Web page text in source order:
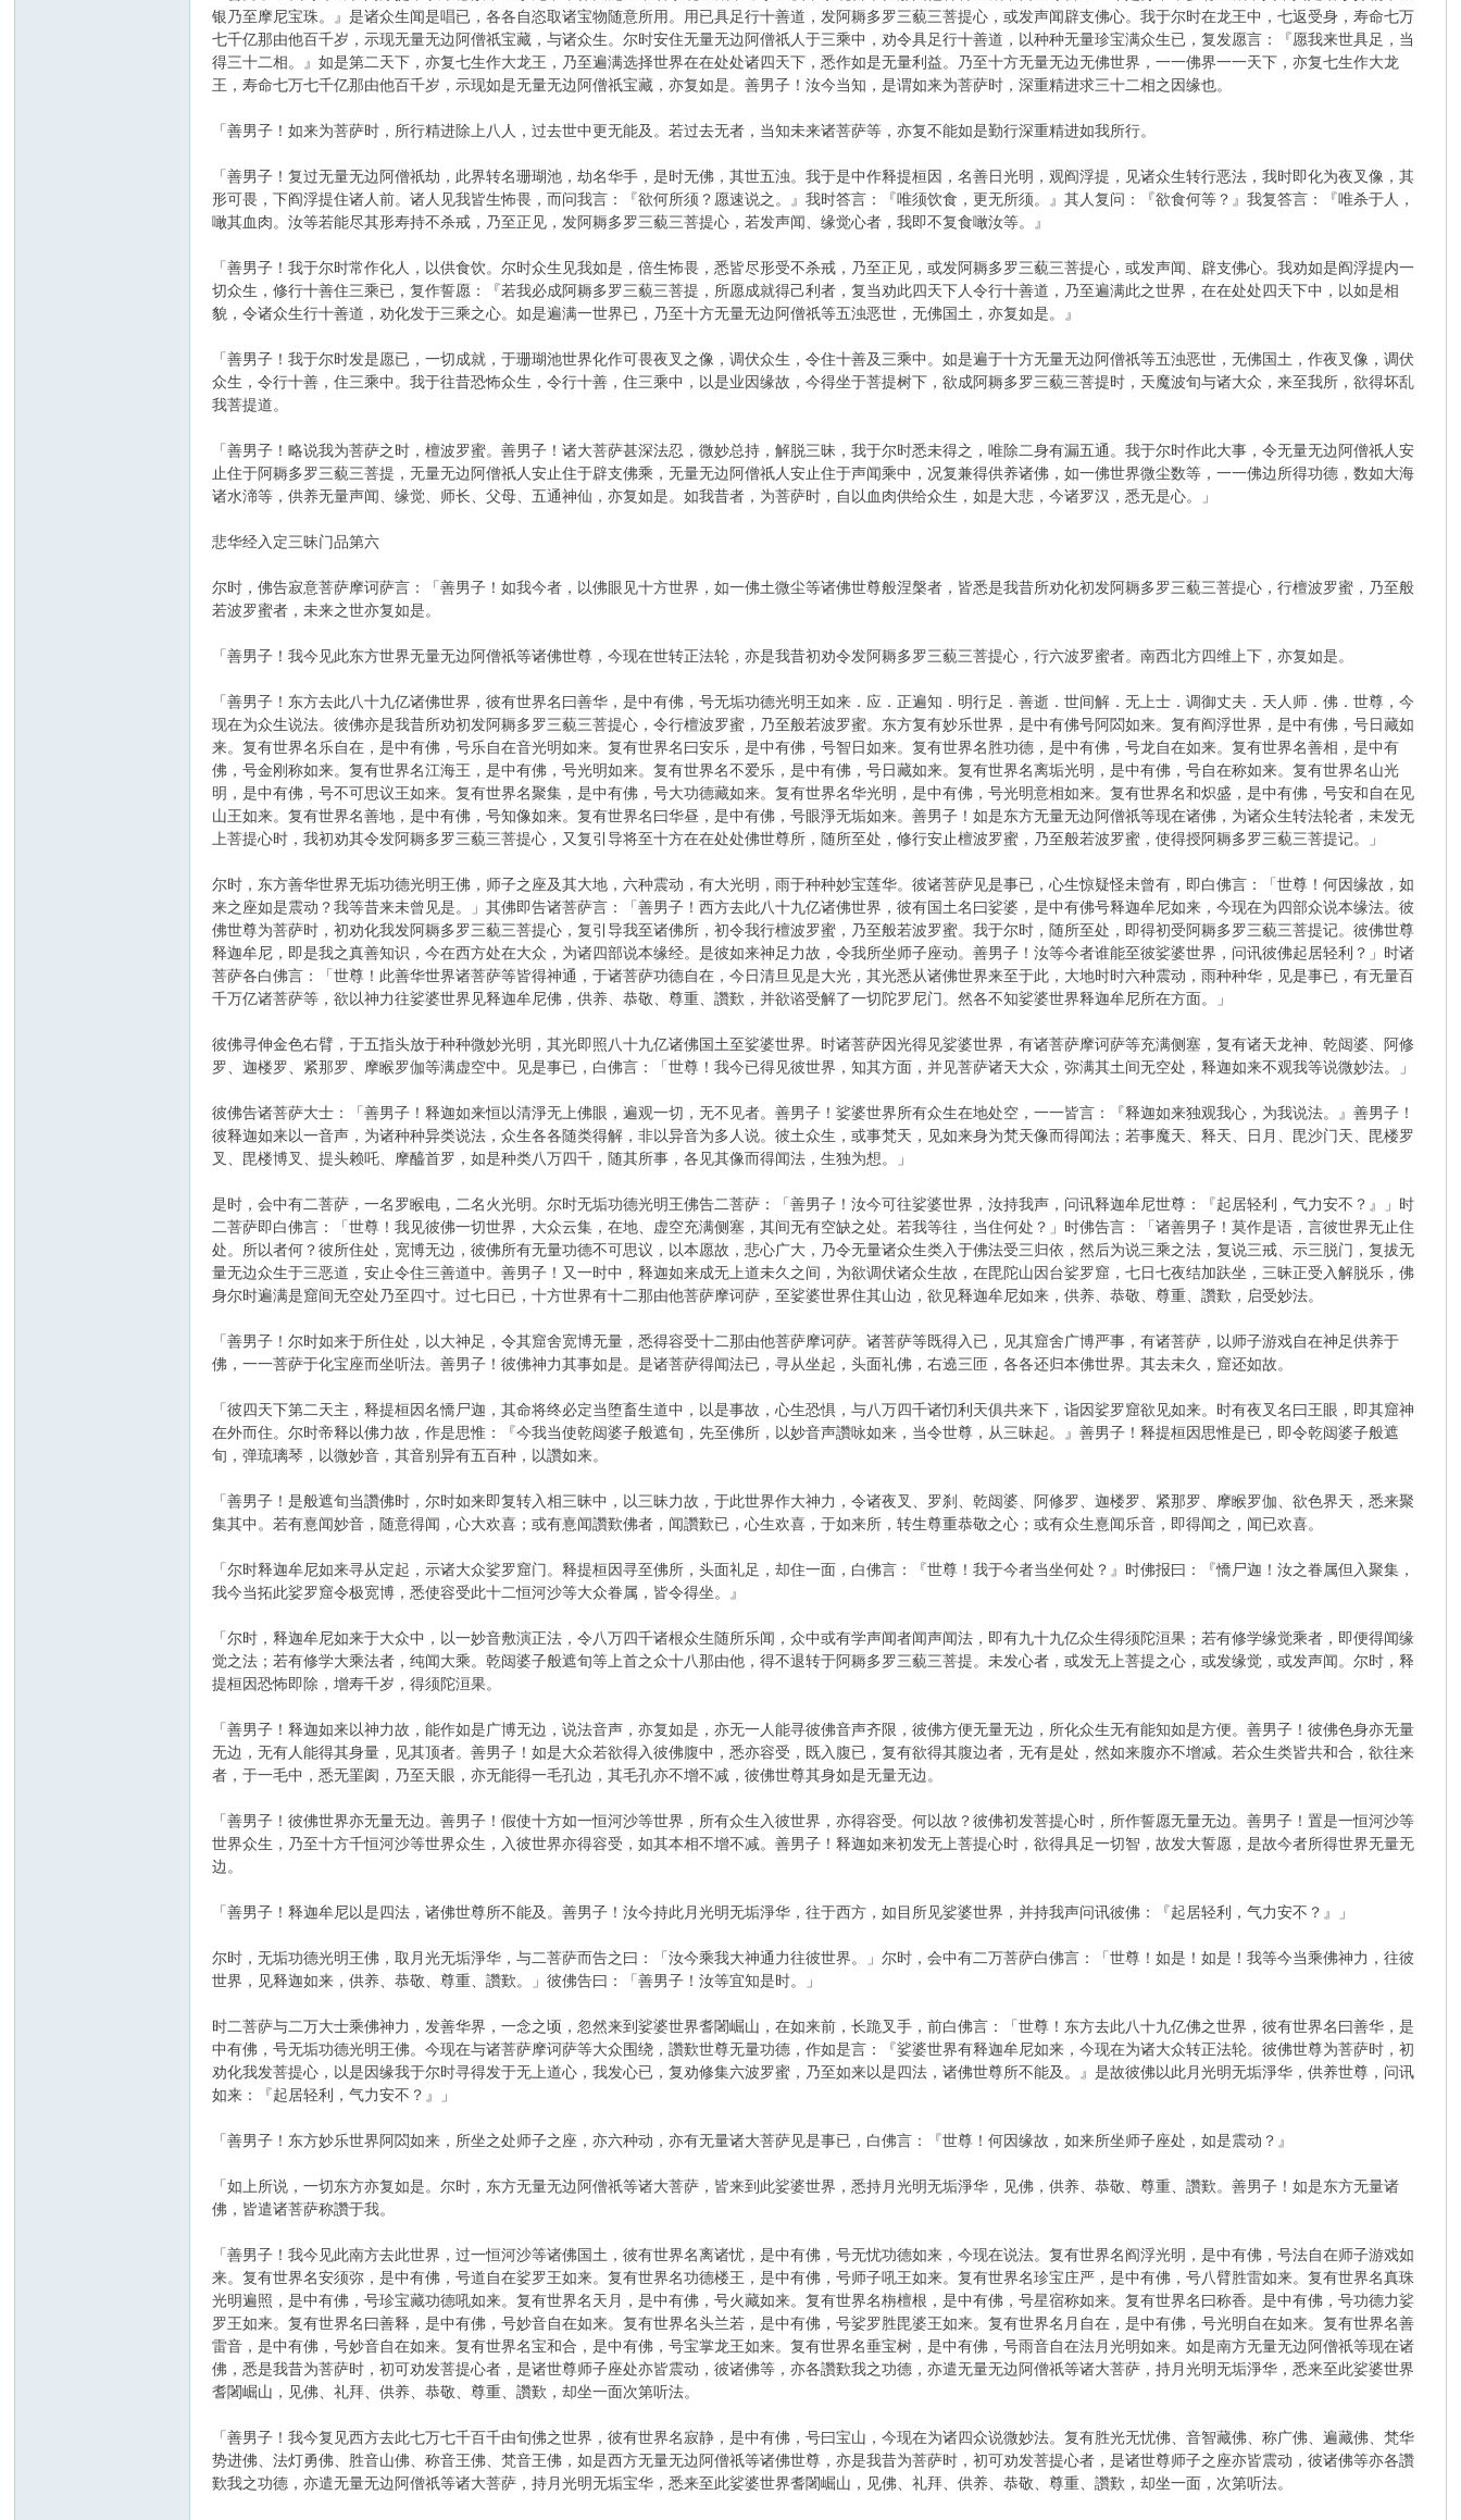
银乃至摩尼宝珠。』是诸众生闻是唱已，各各自恣取诸宝物随意所用。用已具足行十善道，发阿耨多罗三藐三菩提心，或发声闻辟支佛心。我于尔时在龙王中，七返受身，寿命七万
七千亿那由他百千岁，示现无量无边阿僧祇宝藏，与诸众生。尔时安住无量无边阿僧祇人于三乘中，劝令具足行十善道，以种种无量珍宝满众生已，复发愿言：『愿我来世具足，当
得三十二相。』如是第二天下，亦复七生作大龙王，乃至遍满选择世界在在处处诸四天下，悉作如是无量利益。乃至十方无量无边无佛世界，一一佛界一一天下，亦复七生作大龙
王，寿命七万七千亿那由他百千岁，示现如是无量无边阿僧祇宝藏，亦复如是。善男子！汝今当知，是谓如来为菩萨时，深重精进求三十二相之因缘也。
「善男子！如来为菩萨时，所行精进除上八人，过去世中更无能及。若过去无者，当知未来诸菩萨等，亦复不能如是勤行深重精进如我所行。
「善男子！复过无量无边阿僧祇劫，此界转名珊瑚池，劫名华手，是时无佛，其世五浊。我于是中作释提桓因，名善日光明，观阎浮提，见诸众生转行恶法，我时即化为夜叉像，其
形可畏，下阎浮提住诸人前。诸人见我皆生怖畏，而问我言：『欲何所须？愿速说之。』我时答言：『唯须饮食，更无所须。』其人复问：『欲食何等？』我复答言：『唯杀于人，
噉其血肉。汝等若能尽其形寿持不杀戒，乃至正见，发阿耨多罗三藐三菩提心，若发声闻、缘觉心者，我即不复食噉汝等。』
「善男子！我于尔时常作化人，以供食饮。尔时众生见我如是，倍生怖畏，悉皆尽形受不杀戒，乃至正见，或发阿耨多罗三藐三菩提心，或发声闻、辟支佛心。我劝如是阎浮提内一
切众生，修行十善住三乘已，复作誓愿：『若我必成阿耨多罗三藐三菩提，所愿成就得己利者，复当劝此四天下人令行十善道，乃至遍满此之世界，在在处处四天下中，以如是相
貌，令诸众生行十善道，劝化发于三乘之心。如是遍满一世界已，乃至十方无量无边阿僧祇等五浊恶世，无佛国土，亦复如是。』
「善男子！我于尔时发是愿已，一切成就，于珊瑚池世界化作可畏夜叉之像，调伏众生，令住十善及三乘中。如是遍于十方无量无边阿僧祇等五浊恶世，无佛国土，作夜叉像，调伏
众生，令行十善，住三乘中。我于往昔恐怖众生，令行十善，住三乘中，以是业因缘故，今得坐于菩提树下，欲成阿耨多罗三藐三菩提时，天魔波旬与诸大众，来至我所，欲得坏乱
我菩提道。
「善男子！略说我为菩萨之时，檀波罗蜜。善男子！诸大菩萨甚深法忍，微妙总持，解脱三昧，我于尔时悉未得之，唯除二身有漏五通。我于尔时作此大事，令无量无边阿僧祇人安
止住于阿耨多罗三藐三菩提，无量无边阿僧祇人安止住于辟支佛乘，无量无边阿僧祇人安止住于声闻乘中，况复兼得供养诸佛，如一佛世界微尘数等，一一佛边所得功德，数如大海
诸水渧等，供养无量声闻、缘觉、师长、父母、五通神仙，亦复如是。如我昔者，为菩萨时，自以血肉供给众生，如是大悲，今诸罗汉，悉无是心。」
悲华经入定三昧门品第六
尔时，佛告寂意菩萨摩诃萨言：「善男子！如我今者，以佛眼见十方世界，如一佛土微尘等诸佛世尊般涅槃者，皆悉是我昔所劝化初发阿耨多罗三藐三菩提心，行檀波罗蜜，乃至般
若波罗蜜者，未来之世亦复如是。
「善男子！我今见此东方世界无量无边阿僧祇等诸佛世尊，今现在世转正法轮，亦是我昔初劝令发阿耨多罗三藐三菩提心，行六波罗蜜者。南西北方四维上下，亦复如是。
「善男子！东方去此八十九亿诸佛世界，彼有世界名曰善华，是中有佛，号无垢功德光明王如来．应．正遍知．明行足．善逝．世间解．无上士．调御丈夫．天人师．佛．世尊，今
现在为众生说法。彼佛亦是我昔所劝初发阿耨多罗三藐三菩提心，令行檀波罗蜜，乃至般若波罗蜜。东方复有妙乐世界，是中有佛号阿閦如来。复有阎浮世界，是中有佛，号日藏如
来。复有世界名乐自在，是中有佛，号乐自在音光明如来。复有世界名曰安乐，是中有佛，号智日如来。复有世界名胜功德，是中有佛，号龙自在如来。复有世界名善相，是中有
佛，号金刚称如来。复有世界名江海王，是中有佛，号光明如来。复有世界名不爱乐，是中有佛，号日藏如来。复有世界名离垢光明，是中有佛，号自在称如来。复有世界名山光
明，是中有佛，号不可思议王如来。复有世界名聚集，是中有佛，号大功德藏如来。复有世界名华光明，是中有佛，号光明意相如来。复有世界名和炽盛，是中有佛，号安和自在见
山王如来。复有世界名善地，是中有佛，号知像如来。复有世界名曰华昼，是中有佛，号眼淨无垢如来。善男子！如是东方无量无边阿僧祇等现在诸佛，为诸众生转法轮者，未发无
上菩提心时，我初劝其令发阿耨多罗三藐三菩提心，又复引导将至十方在在处处佛世尊所，随所至处，修行安止檀波罗蜜，乃至般若波罗蜜，使得授阿耨多罗三藐三菩提记。」
尔时，东方善华世界无垢功德光明王佛，师子之座及其大地，六种震动，有大光明，雨于种种妙宝莲华。彼诸菩萨见是事已，心生惊疑怪未曾有，即白佛言：「世尊！何因缘故，如
来之座如是震动？我等昔来未曾见是。」其佛即告诸菩萨言：「善男子！西方去此八十九亿诸佛世界，彼有国土名曰娑婆，是中有佛号释迦牟尼如来，今现在为四部众说本缘法。彼
佛世尊为菩萨时，初劝化我发阿耨多罗三藐三菩提心，复引导我至诸佛所，初令我行檀波罗蜜，乃至般若波罗蜜。我于尔时，随所至处，即得初受阿耨多罗三藐三菩提记。彼佛世尊
释迦牟尼，即是我之真善知识，今在西方处在大众，为诸四部说本缘经。是彼如来神足力故，令我所坐师子座动。善男子！汝等今者谁能至彼娑婆世界，问讯彼佛起居轻利？」时诸
菩萨各白佛言：「世尊！此善华世界诸菩萨等皆得神通，于诸菩萨功德自在，今日清旦见是大光，其光悉从诸佛世界来至于此，大地时时六种震动，雨种种华，见是事已，有无量百
千万亿诸菩萨等，欲以神力往娑婆世界见释迦牟尼佛，供养、恭敬、尊重、讚歎，并欲谘受解了一切陀罗尼门。然各不知娑婆世界释迦牟尼所在方面。」
彼佛寻伸金色右臂，于五指头放于种种微妙光明，其光即照八十九亿诸佛国土至娑婆世界。时诸菩萨因光得见娑婆世界，有诸菩萨摩诃萨等充满侧塞，复有诸天龙神、乾闼婆、阿修
罗、迦楼罗、紧那罗、摩睺罗伽等满虚空中。见是事已，白佛言：「世尊！我今已得见彼世界，知其方面，并见菩萨诸天大众，弥满其土间无空处，释迦如来不观我等说微妙法。」
彼佛告诸菩萨大士：「善男子！释迦如来恒以清淨无上佛眼，遍观一切，无不见者。善男子！娑婆世界所有众生在地处空，一一皆言：『释迦如来独观我心，为我说法。』善男子！
彼释迦如来以一音声，为诸种种异类说法，众生各各随类得解，非以异音为多人说。彼土众生，或事梵天，见如来身为梵天像而得闻法；若事魔天、释天、日月、毘沙门天、毘楼罗
叉、毘楼博叉、提头赖吒、摩醯首罗，如是种类八万四千，随其所事，各见其像而得闻法，生独为想。」
是时，会中有二菩萨，一名罗睺电，二名火光明。尔时无垢功德光明王佛告二菩萨：「善男子！汝今可往娑婆世界，汝持我声，问讯释迦牟尼世尊：『起居轻利，气力安不？』」时
二菩萨即白佛言：「世尊！我见彼佛一切世界，大众云集，在地、虚空充满侧塞，其间无有空缺之处。若我等往，当住何处？」时佛告言：「诸善男子！莫作是语，言彼世界无止住
处。所以者何？彼所住处，宽博无边，彼佛所有无量功德不可思议，以本愿故，悲心广大，乃令无量诸众生类入于佛法受三归依，然后为说三乘之法，复说三戒、示三脱门，复拔无
量无边众生于三恶道，安止令住三善道中。善男子！又一时中，释迦如来成无上道未久之间，为欲调伏诸众生故，在毘陀山因台娑罗窟，七日七夜结加趺坐，三昧正受入解脱乐，佛
身尔时遍满是窟间无空处乃至四寸。过七日已，十方世界有十二那由他菩萨摩诃萨，至娑婆世界住其山边，欲见释迦牟尼如来，供养、恭敬、尊重、讚歎，启受妙法。
「善男子！尔时如来于所住处，以大神足，令其窟舍宽博无量，悉得容受十二那由他菩萨摩诃萨。诸菩萨等既得入已，见其窟舍广博严事，有诸菩萨，以师子游戏自在神足供养于
佛，一一菩萨于化宝座而坐听法。善男子！彼佛神力其事如是。是诸菩萨得闻法已，寻从坐起，头面礼佛，右遶三匝，各各还归本佛世界。其去未久，窟还如故。
「彼四天下第二天主，释提桓因名憍尸迦，其命将终必定当堕畜生道中，以是事故，心生恐惧，与八万四千诸忉利天俱共来下，诣因娑罗窟欲见如来。时有夜叉名曰王眼，即其窟神
在外而住。尔时帝释以佛力故，作是思惟：『今我当使乾闼婆子般遮旬，先至佛所，以妙音声讚咏如来，当令世尊，从三昧起。』善男子！释提桓因思惟是已，即令乾闼婆子般遮
旬，弹琉璃琴，以微妙音，其音别异有五百种，以讚如来。
「善男子！是般遮旬当讚佛时，尔时如来即复转入相三昧中，以三昧力故，于此世界作大神力，令诸夜叉、罗刹、乾闼婆、阿修罗、迦楼罗、紧那罗、摩睺罗伽、欲色界天，悉来聚
集其中。若有憙闻妙音，随意得闻，心大欢喜；或有憙闻讚歎佛者，闻讚歎已，心生欢喜，于如来所，转生尊重恭敬之心；或有众生憙闻乐音，即得闻之，闻已欢喜。
「尔时释迦牟尼如来寻从定起，示诸大众娑罗窟门。释提桓因寻至佛所，头面礼足，却住一面，白佛言：『世尊！我于今者当坐何处？』时佛报曰：『憍尸迦！汝之眷属但入聚集，
我今当拓此娑罗窟令极宽博，悉使容受此十二恒河沙等大众眷属，皆令得坐。』
「尔时，释迦牟尼如来于大众中，以一妙音敷演正法，令八万四千诸根众生随所乐闻，众中或有学声闻者闻声闻法，即有九十九亿众生得须陀洹果；若有修学缘觉乘者，即便得闻缘
觉之法；若有修学大乘法者，纯闻大乘。乾闼婆子般遮旬等上首之众十八那由他，得不退转于阿耨多罗三藐三菩提。未发心者，或发无上菩提之心，或发缘觉，或发声闻。尔时，释
提桓因恐怖即除，增寿千岁，得须陀洹果。
「善男子！释迦如来以神力故，能作如是广博无边，说法音声，亦复如是，亦无一人能寻彼佛音声齐限，彼佛方便无量无边，所化众生无有能知如是方便。善男子！彼佛色身亦无量
无边，无有人能得其身量，见其顶者。善男子！如是大众若欲得入彼佛腹中，悉亦容受，既入腹已，复有欲得其腹边者，无有是处，然如来腹亦不增减。若众生类皆共和合，欲往来
者，于一毛中，悉无罣阂，乃至天眼，亦无能得一毛孔边，其毛孔亦不增不减，彼佛世尊其身如是无量无边。
「善男子！彼佛世界亦无量无边。善男子！假使十方如一恒河沙等世界，所有众生入彼世界，亦得容受。何以故？彼佛初发菩提心时，所作誓愿无量无边。善男子！置是一恒河沙等
世界众生，乃至十方千恒河沙等世界众生，入彼世界亦得容受，如其本相不增不减。善男子！释迦如来初发无上菩提心时，欲得具足一切智，故发大誓愿，是故今者所得世界无量无
边。
「善男子！释迦牟尼以是四法，诸佛世尊所不能及。善男子！汝今持此月光明无垢淨华，往于西方，如目所见娑婆世界，并持我声问讯彼佛：『起居轻利，气力安不？』」
尔时，无垢功德光明王佛，取月光无垢淨华，与二菩萨而告之曰：「汝今乘我大神通力往彼世界。」尔时，会中有二万菩萨白佛言：「世尊！如是！如是！我等今当乘佛神力，往彼
世界，见释迦如来，供养、恭敬、尊重、讚歎。」彼佛告曰：「善男子！汝等宜知是时。」
时二菩萨与二万大士乘佛神力，发善华界，一念之顷，忽然来到娑婆世界耆闍崛山，在如来前，长跪叉手，前白佛言：「世尊！东方去此八十九亿佛之世界，彼有世界名曰善华，是
中有佛，号无垢功德光明王佛。今现在与诸菩萨摩诃萨等大众围绕，讚歎世尊无量功德，作如是言：『娑婆世界有释迦牟尼如来，今现在为诸大众转正法轮。彼佛世尊为菩萨时，初
劝化我发菩提心，以是因缘我于尔时寻得发于无上道心，我发心已，复劝修集六波罗蜜，乃至如来以是四法，诸佛世尊所不能及。』是故彼佛以此月光明无垢淨华，供养世尊，问讯
如来：『起居轻利，气力安不？』」
「善男子！东方妙乐世界阿閦如来，所坐之处师子之座，亦六种动，亦有无量诸大菩萨见是事已，白佛言：『世尊！何因缘故，如来所坐师子座处，如是震动？』
「如上所说，一切东方亦复如是。尔时，东方无量无边阿僧祇等诸大菩萨，皆来到此娑婆世界，悉持月光明无垢淨华，见佛，供养、恭敬、尊重、讚歎。善男子！如是东方无量诸
佛，皆遣诸菩萨称讚于我。
「善男子！我今见此南方去此世界，过一恒河沙等诸佛国土，彼有世界名离诸忧，是中有佛，号无忧功德如来，今现在说法。复有世界名阎浮光明，是中有佛，号法自在师子游戏如
来。复有世界名安须弥，是中有佛，号道自在娑罗王如来。复有世界名功德楼王，是中有佛，号师子吼王如来。复有世界名珍宝庄严，是中有佛，号八臂胜雷如来。复有世界名真珠
光明遍照，是中有佛，号珍宝藏功德吼如来。复有世界名天月，是中有佛，号火藏如来。复有世界名栴檀根，是中有佛，号星宿称如来。复有世界名曰称香。是中有佛，号功德力娑
罗王如来。复有世界名曰善释，是中有佛，号妙音自在如来。复有世界名头兰若，是中有佛，号娑罗胜毘婆王如来。复有世界名月自在，是中有佛，号光明自在如来。复有世界名善
雷音，是中有佛，号妙音自在如来。复有世界名宝和合，是中有佛，号宝掌龙王如来。复有世界名垂宝树，是中有佛，号雨音自在法月光明如来。如是南方无量无边阿僧祇等现在诸
佛，悉是我昔为菩萨时，初可劝发菩提心者，是诸世尊师子座处亦皆震动，彼诸佛等，亦各讚歎我之功德，亦遣无量无边阿僧祇等诸大菩萨，持月光明无垢淨华，悉来至此娑婆世界
耆闍崛山，见佛、礼拜、供养、恭敬、尊重、讚歎，却坐一面次第听法。
「善男子！我今复见西方去此七万七千百千由旬佛之世界，彼有世界名寂静，是中有佛，号曰宝山，今现在为诸四众说微妙法。复有胜光无忧佛、音智藏佛、称广佛、遍藏佛、梵华
势进佛、法灯勇佛、胜音山佛、称音王佛、梵音王佛，如是西方无量无边阿僧祇等诸佛世尊，亦是我昔为菩萨时，初可劝发菩提心者，是诸世尊师子之座亦皆震动，彼诸佛等亦各讚
歎我之功德，亦遣无量无边阿僧祇等诸大菩萨，持月光明无垢宝华，悉来至此娑婆世界耆闍崛山，见佛、礼拜、供养、恭敬、尊重、讚歎，却坐一面，次第听法。